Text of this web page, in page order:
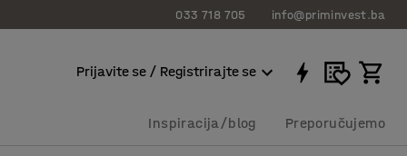
033 718 705 info@priminvest.ba
Prijavite se / Registrirajte se
Inspiracija/blog Preporučujemo